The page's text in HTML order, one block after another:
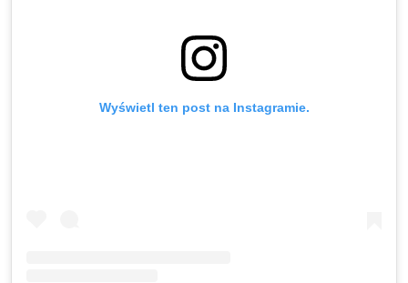
Wyświetl ten post na Instagramie.